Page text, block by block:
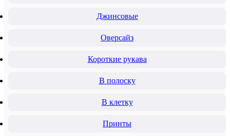
Джинсовые
Оверсайз
Короткие рукава
В полоску
В клетку
Принты